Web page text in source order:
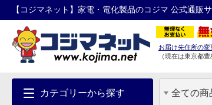
【コジマネット】家電・電化製品のコジマ 公式通販
お届け先住所の変
（現在は東京都豊
カテゴリーから探す 全ての商